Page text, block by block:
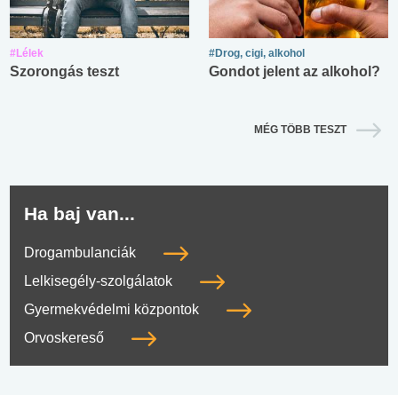
#Lélek
Szorongás teszt
#Drog, cigi, alkohol
Gondot jelent az alkohol?
MÉG TÖBB TESZT
Ha baj van...
Drogambulanciák
Lelkisegély-szolgálatok
Gyermekvédelmi központok
Orvoskereső